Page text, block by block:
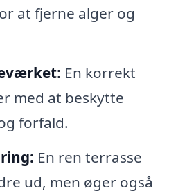
at fjerne alger og
En korrekt
med at beskytte
forfald.
En ren terrasse
ud, men øger også